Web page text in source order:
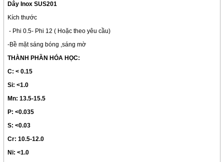
Dây Inox SUS201
Kích thước
- Phi 0.5- Phi 12 ( Hoặc theo yêu cầu)
-Bề mặt sáng bóng ,sáng mờ
THÀNH PHẦN HÓA HỌC:
C:< 0.15
Si: <1.0
Mn: 13.5-15.5
P: <0.035
S: <0.03
Cr: 10.5-12.0
Ni: <1.0